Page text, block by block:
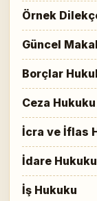
Örnek
Güncel
Borçlar
Ceza Hukuku
İcra ve İflas
İdare Hukuku
İş Hukuku